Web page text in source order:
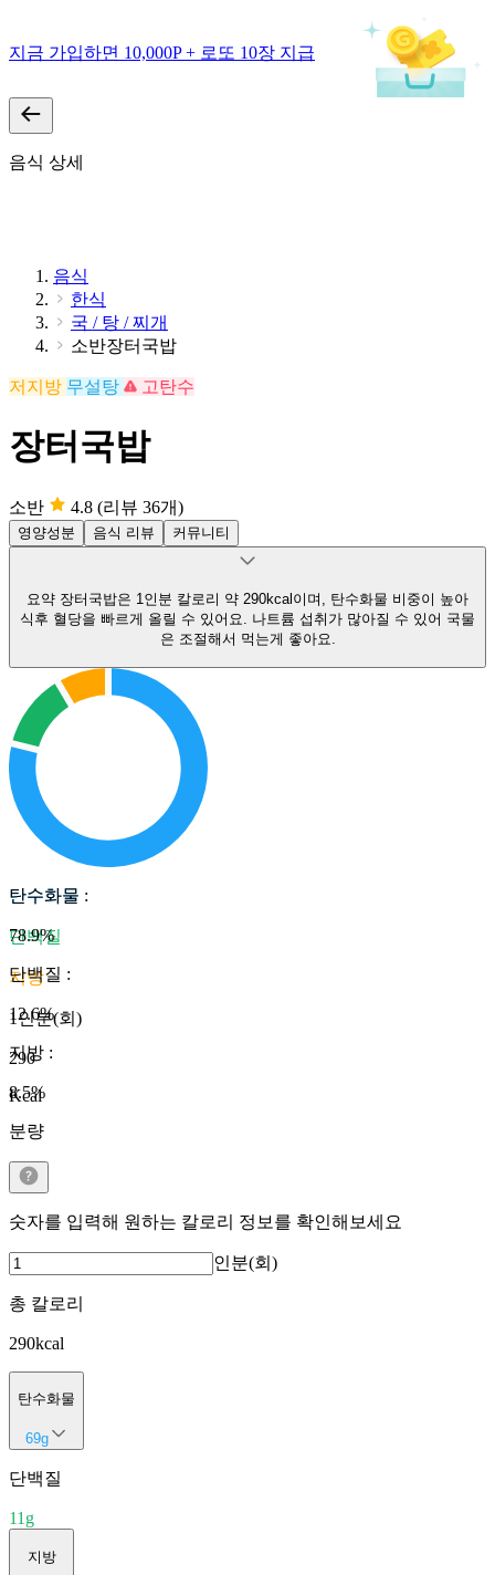
지금 가입하면 10,000P + 로또 10장 지급
음식 상세
음식
한식
국 / 탕 / 찌개
소반장터국밥
저지방 무설탕 고탄수
장터국밥
소반 4.8 (리뷰 36개)
영양성분 음식 리뷰 커뮤니티
요약 장터국밥은 1인분 칼로리 약 290kcal이며, 탄수화물 비중이 높아
식후 혈당을 빠르게 올릴 수 있어요. 나트륨 섭취가 많아질 수 있어 국물
은 조절해서 먹는게 좋아요.
탄수화물
단백질
지방
1인분(회)
290
Kcal
탄수화물 :
78.9%
단백질 :
12.6%
지방 :
8.5%
분량
숫자를 입력해 원하는 칼로리 정보를 확인해보세요
인분(회)
총 칼로리
290kcal
탄수화물
69g
단백질
11 g
지방